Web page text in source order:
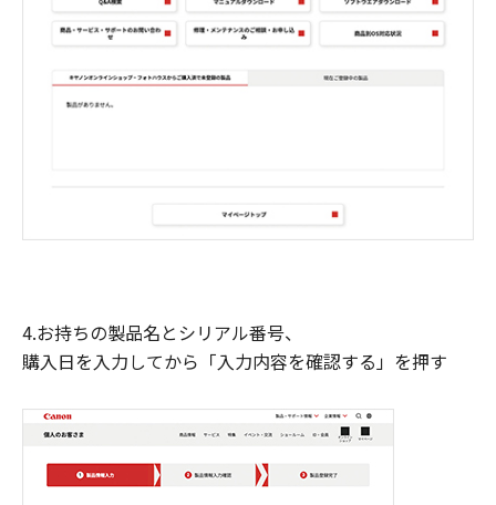
4.お持ちの製品名とシリアル番号、
購入日を入力してから「入力内容を確認する」を押す